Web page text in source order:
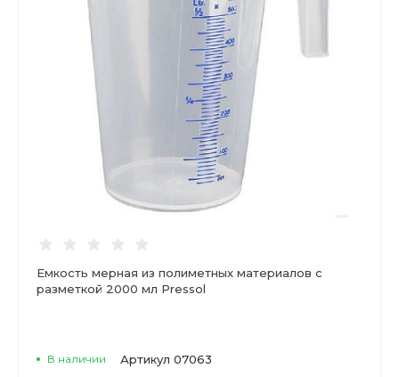
Емкость мерная из полиметных материалов с
разметкой 2000 мл Pressol
В наличии Артикул 07063